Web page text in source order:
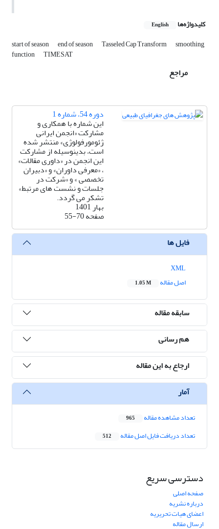
کلیدواژه‌ها English
start of season end of season Tasseled Cap Transform smoothing
function TIMESAT
مراجع
دوره 54، شماره 1
این شماره با همکاری و
مشارکت «انجمن ایرانی
ژئومورفولوژی» منتشر شده
است، بدینوسیله از مشارکت
این انجمن در «داوری مقالات»
، «معرفی داوران» و «دبیران
تخصصی » و «شرکت در
جلسات و نشست های مرتبط»
تشکر می گردد.
بهار 1401
صفحه55-70
فایل ها
اصل مقاله
1.05 M
سابقه مقاله
هم رسانی
ارجاع به این مقاله
آمار
تعداد مشاهده مقاله 965
تعداد دریافت فایل اصل مقاله 512
دسترسی سریع
صفحه اصلی
درباره نشریه
اعضای هیات تحریریه
ارسال مقاله